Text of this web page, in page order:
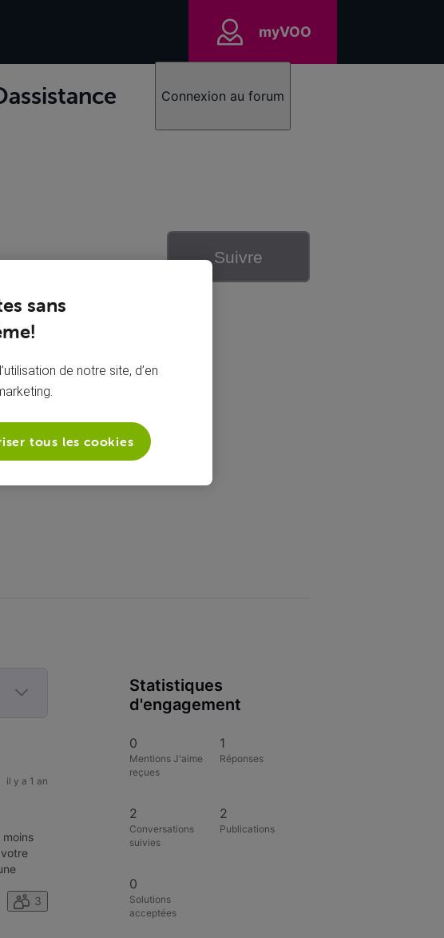
myVOO
Connexion au forum
Suivre
il y a 1 an
3
Statistiques
d'engagement
0
Mentions J'aime
reçues
1
Réponses
2
Conversations
suivies
2
Publications
0
Solutions
acceptées
sans
de notre site, d’en
tous les cookies